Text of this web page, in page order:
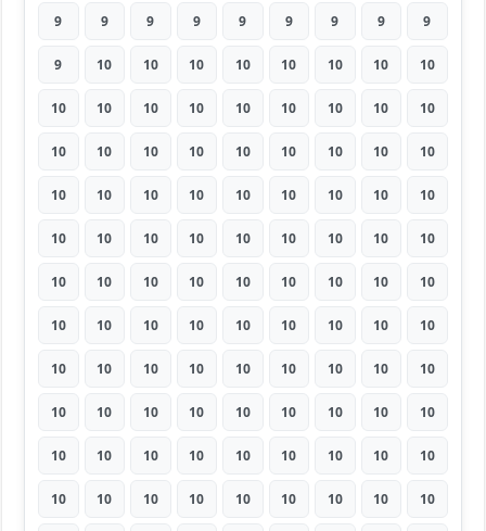
9 9 9 9 9 9 9 9 9
9 10 10 10 10 10 10 10 10
10 10 10 10 10 10 10 10 10
10 10 10 10 10 10 10 10 10
10 10 10 10 10 10 10 10 10
10 10 10 10 10 10 10 10 10
10 10 10 10 10 10 10 10 10
10 10 10 10 10 10 10 10 10
10 10 10 10 10 10 10 10 10
10 10 10 10 10 10 10 10 10
10 10 10 10 10 10 10 10 10
10 10 10 10 10 10 10 10 10